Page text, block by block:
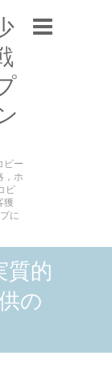
ピー
，ホ
ピ
獲
に
質的
の